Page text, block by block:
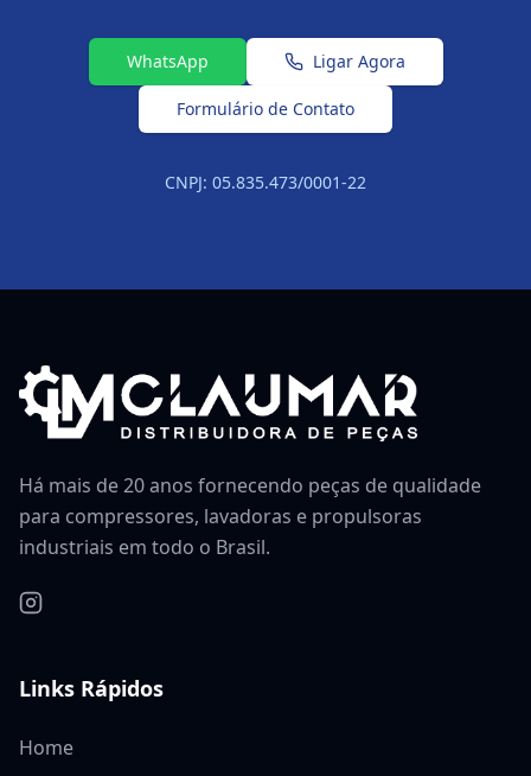
WhatsApp Ligar Agora
Formulário de Contato
CNPJ: 05.835.473/0001-22
Há mais de 20 anos fornecendo peças de qualidade
para compressores, lavadoras e propulsoras
industriais em todo o Brasil.
Links Rápidos
Home